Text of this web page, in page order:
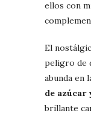
ellos con
El
peligro de
abunda en
de azúcar
brillante